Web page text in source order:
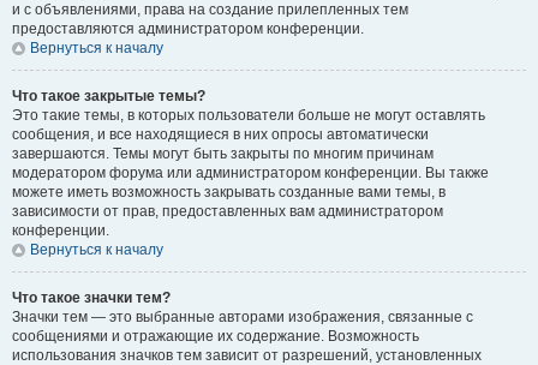
и с объявлениями, права на создание прилепленных тем
предоставляются администратором конференции.
Вернуться к началу
Что такое закрытые темы?
Это такие темы, в которых пользователи больше не могут оставлять
сообщения, и все находящиеся в них опросы автоматически
завершаются. Темы могут быть закрыты по многим причинам
модератором форума или администратором конференции. Вы также
можете иметь возможность закрывать созданные вами темы, в
зависимости от прав, предоставленных вам администратором
конференции.
Вернуться к началу
Что такое значки тем?
Значки тем — это выбранные авторами изображения, связанные с
сообщениями и отражающие их содержание. Возможность
использования значков тем зависит от разрешений, установленных